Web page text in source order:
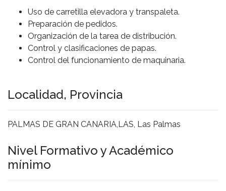
Uso de carretilla elevadora y transpaleta.
Preparación de pedidos.
Organización de la tarea de distribución.
Control y clasificaciones de papas.
Control del funcionamiento de maquinaria.
Localidad, Provincia
PALMAS DE GRAN CANARIA,LAS, Las Palmas
Nivel Formativo y Académico
mínimo